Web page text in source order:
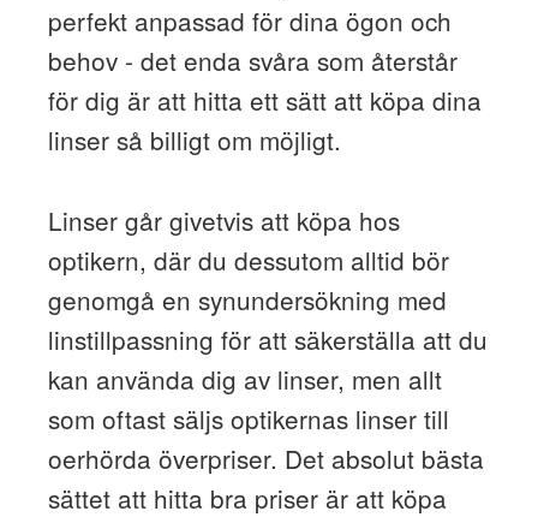
perfekt anpassad för dina ögon och
behov - det enda svåra som återstår
för dig är att hitta ett sätt att köpa dina
linser så billigt om möjligt.
Linser går givetvis att köpa hos
optikern, där du dessutom alltid bör
genomgå en synundersökning med
linstillpassning för att säkerställa att du
kan använda dig av linser, men allt
som oftast säljs optikernas linser till
oerhörda överpriser. Det absolut bästa
sättet att hitta bra priser är att köpa